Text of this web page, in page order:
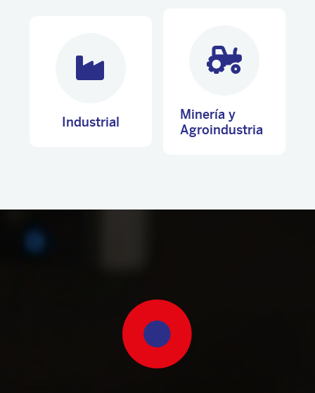
Industrial
Minería y
Agroindustria